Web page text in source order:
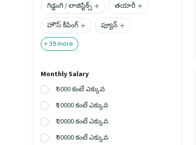
గిడ్డంగి / లాజిస్టిక్స్
తయారీ
హౌస్ కీపింగ్
ప్యూన్
+39more
Monthly Salary
₹ 5000 కంటే ఎక్కువ
₹ 10000 కంటే ఎక్కువ
₹ 20000 కంటే ఎక్కువ
₹ 30000 కంటే ఎక్కువ